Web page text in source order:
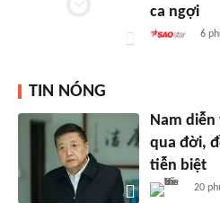
ca ngợi
6
TIN NÓNG
Nam
qua đời,
tiễn biệt
20